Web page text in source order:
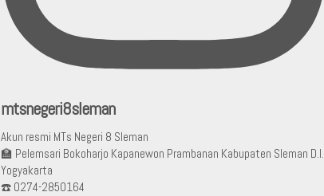
mtsnegeri8sleman
Akun resmi MTs Negeri 8 Sleman
🏫 Pelemsari Bokoharjo Kapanewon Prambanan Kabupaten Sleman D.I.
Yogyakarta
☎️ 0274-2850164